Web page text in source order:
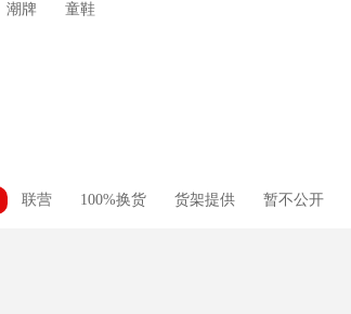
潮牌 童鞋
联营 100%换货 货架提供 暂不公开